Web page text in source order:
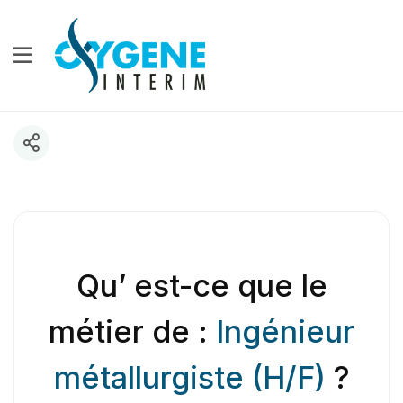
Qu’ est-ce que le
métier de : Ingénieur
métallurgiste (H/F) ?